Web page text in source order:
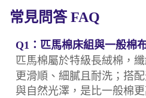
常見問答 FAQ
Q1：匹馬棉床組與一般棉
匹馬棉屬於特級長絨棉，
更滑順、細膩且耐洗；搭
與自然光澤，是比一般棉更